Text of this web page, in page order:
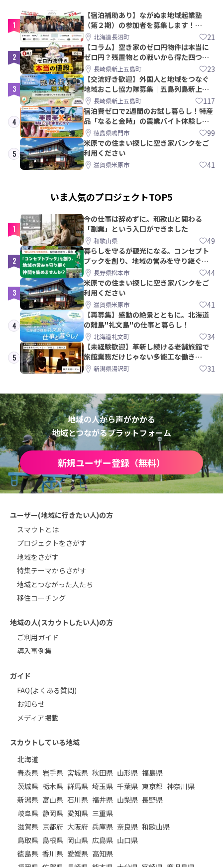
1
【宿泊補助あり】ながぬま地域起業塾
（第２期）の参加者を募集します！
【8/21〆】
北海道長沼町 21
2
【コラム】空き家のゼロ円物件は本当に
ゼロ円？残置物との戦いから得た四つの
教訓｜新上五島町
長崎県新上五島町 23
3
【交流好き歓迎】外国人と地域をつなぐ
地域おこし協力隊募集｜五島列島新上五
島町長崎県新上五島町 117
4
宿泊費ゼロで2週間のお試し暮らし！特産
品「なると金時」の農業バイト体験して
みませんか？
徳島県鳴門市 99
5
米原での住まい探しに空き家バンクをご
利用ください
滋賀県米原市 41
いま人気のプロジェクトTOP5
1
今の仕事は辞めずに。和歌山と関わる
「副業」という入口ができました
和歌山県 49
2
暮らしを守るが観光になる。コンセプト
ブックを創り、地域の営みを守り継ぐ仲
間を集めませんか？
長野県松本市 44
3
米原での住まい探しに空き家バンクをご
利用ください
滋賀県米原市 41
4
【再募集】感動の絶景とともに。北海道
の離島"礼文島"の仕事と暮らし！
北海道礼文町 34
5
【未経験歓迎】革新し続ける老舗旅館で
旅館業務だけじゃない多能工な働き
方。 株式会社いせん
新潟県湯沢町 31
地域の人から声がかかる
地域とつながるプラットフォーム
新規ユーザー登録（無料）
ユーザー(地域に行きたい人)の方
スマウトとは
プロジェクトをさがす
地域をさがす
特集テーマからさがす
地域とつながった人たち
移住コーチング
地域の人(スカウトしたい人)の方
ご利用ガイド
導入事例集
ガイド
FAQ(よくある質問)
お知らせ
メディア掲載
スカウトしている地域
北海道
青森県 岩手県 宮城県 秋田県 山形県 福島県
茨城県 栃木県 群馬県 埼玉県 千葉県 東京都 神奈川県
新潟県 富山県 石川県 福井県 山梨県 長野県
岐阜県 静岡県 愛知県 三重県
滋賀県 京都府 大阪府 兵庫県 奈良県 和歌山県
鳥取県 島根県 岡山県 広島県 山口県
徳島県 香川県 愛媛県 高知県